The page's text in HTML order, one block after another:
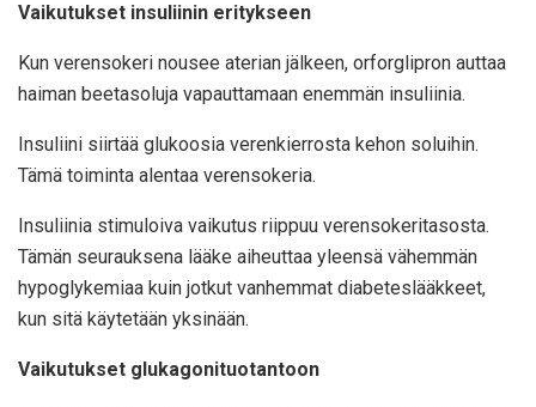
Vaikutukset insuliinin eritykseen
Kun verensokeri nousee aterian jälkeen, orforglipron auttaa
haiman beetasoluja vapauttamaan enemmän insuliinia.
Insuliini siirtää glukoosia verenkierrosta kehon soluihin.
Tämä toiminta alentaa verensokeria.
Insuliinia stimuloiva vaikutus riippuu verensokeritasosta.
Tämän seurauksena lääke aiheuttaa yleensä vähemmän
hypoglykemiaa kuin jotkut vanhemmat diabeteslääkkeet,
kun sitä käytetään yksinään.
Vaikutukset glukagonituotantoon